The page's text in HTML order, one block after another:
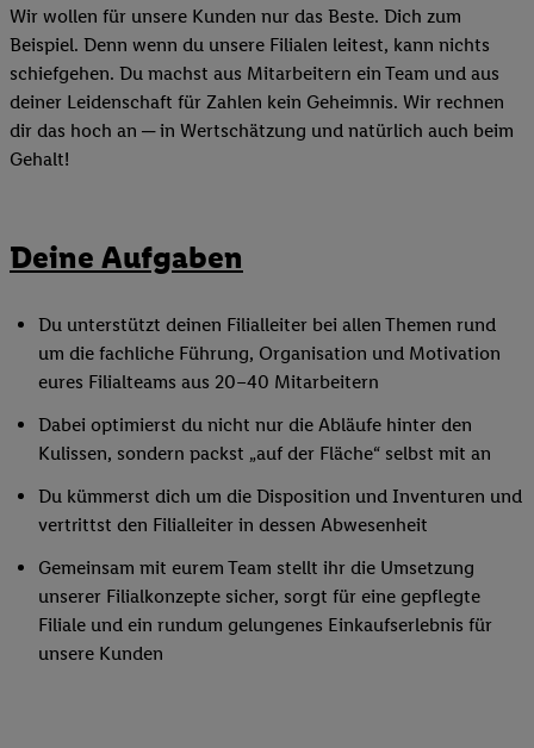
Wir wollen für unsere Kunden nur das Beste. Dich zum
Beispiel. Denn wenn du unsere Filialen leitest, kann nichts
schiefgehen. Du machst aus Mitarbeitern ein Team und aus
deiner Leidenschaft für Zahlen kein Geheimnis. Wir rechnen
dir das hoch an ─ in Wertschätzung und natürlich auch beim
Gehalt!
Deine Aufgaben
Du unterstützt deinen Filialleiter bei allen Themen rund
um die fachliche Führung, Organisation und Motivation
eures Filialteams aus 20–40 Mitarbeitern
Dabei optimierst du nicht nur die Abläufe hinter den
Kulissen, sondern packst „auf der Fläche“ selbst mit an
Du kümmerst dich um die Disposition und Inventuren und
vertrittst den Filialleiter in dessen Abwesenheit
Gemeinsam mit eurem Team stellt ihr die Umsetzung
unserer Filialkonzepte sicher, sorgt für eine gepflegte
Filiale und ein rundum gelungenes Einkaufserlebnis für
unsere Kunden